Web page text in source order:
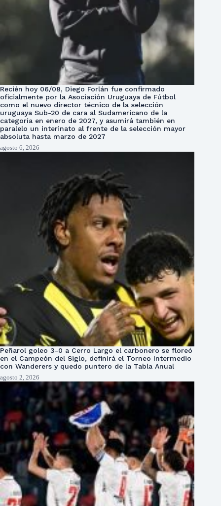
Recién hoy 06/08, Diego Forlán fue confirmado
oficialmente por la Asociación Uruguaya de Fútbol
como el nuevo director técnico de la selección
uruguaya Sub-20 de cara al Sudamericano de la
categoría en enero de 2027, y asumirá también en
paralelo un interinato al frente de la selección mayor
absoluta hasta marzo de 2027
agosto 6, 2026
Peñarol goleo 3-0 a Cerro Largo el carbonero se floreó
en el Campeón del Siglo, definirá el Torneo Intermedio
con Wanderers y quedo puntero de la Tabla Anual
agosto 2, 2026